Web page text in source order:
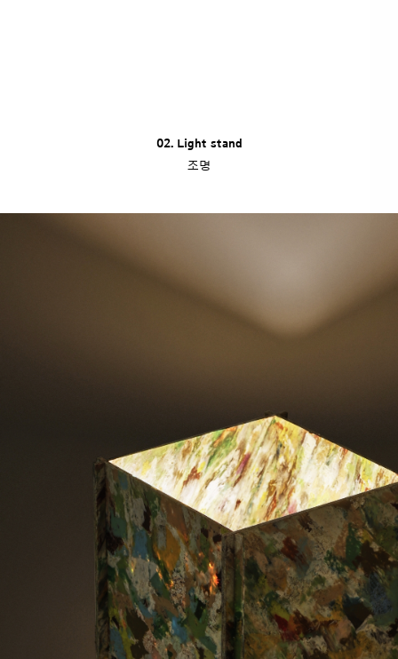
02. Light stand
조명